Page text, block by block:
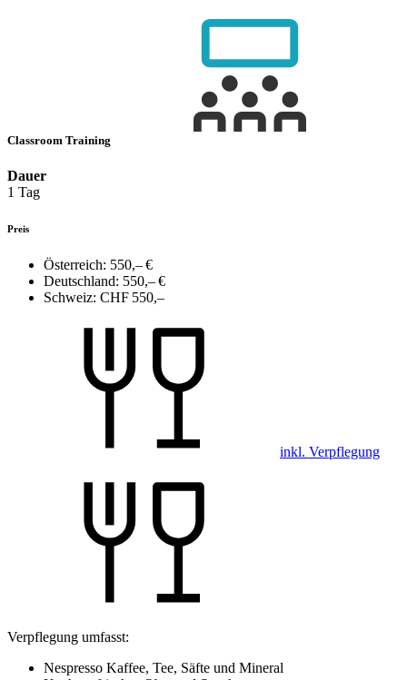
Classroom Training
Dauer
1 Tag
Preis
Österreich: 550,– €
Deutschland: 550,– €
Schweiz: CHF 550,–
inkl. Verpflegung
Verpflegung umfasst:
Nespresso Kaffee, Tee, Säfte und Mineral